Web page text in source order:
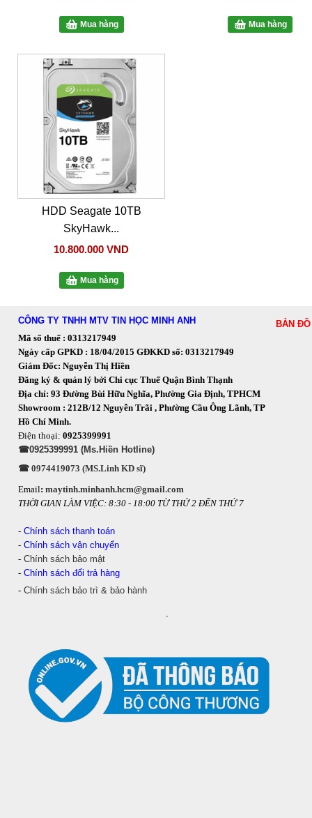
Mua hàng Mua hàng
HDD Seagate 10TB
SkyHawk...
10.800.000 VND
Mua hàng
CÔNG TY TNHH MTV TIN HỌC MINH ANH
Mã số thuế : 0313217949
Ngày cấp GPKD : 18/04/2015 GĐKKD số: 0313217949
Giám Đốc: Nguyễn Thị Hiền
Đăng ký & quản lý bởi Chi cục Thuế Quận Bình Thạnh
Địa chỉ: 93 Đường Bùi Hữu Nghĩa, Phường Gia Định, TPHCM
Showroom : 212B/12 Nguyễn Trãi , Phường Cầu Ông Lãnh, TP
Hồ Chí Minh.
Điện thoại: 0925399991
☎0925399991 (Ms.Hiền Hotline)
☎ 0974419073 (MS.Linh KD sĩ)
Email: maytinh.minhanh.hcm@gmail.com
THỜI GIAN LÀM VIỆC: 8:30 - 18:00 TỪ THỨ 2 ĐẾN THỨ 7
- Chính sách thanh toán
- Chính sách vận chuyển
- Chính sách bảo mật
- Chính sách đổi trả hàng
- Chính sách bảo trì & bảo hành
BẢN